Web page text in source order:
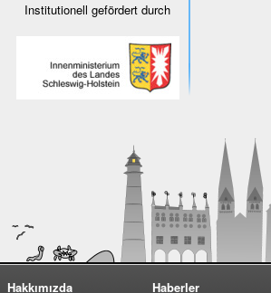
Institutionell gefördert durch
Hakkımızda
Haberler